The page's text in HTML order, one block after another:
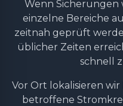
Wenn Sicherungen
einzelne Bereiche
zeitnah geprüft
üblicher Zeiten
schnell
Vor Ort lokalisieren
betroffene